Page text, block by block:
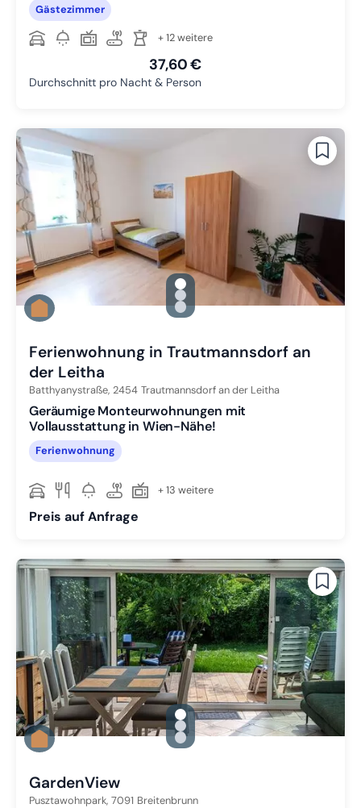
Gästezimmer
+ 12 weitere
37,60 €
Durchschnitt pro Nacht & Person
gallery.slide_selector
Zu Slide 1 wechseln
Zu Slide 2 wechseln
Zu Slide 3 wechseln
Ferienwohnung in Trautmannsdorf an
der Leitha
Batthyanystraße, 2454 Trautmannsdorf an der Leitha
Geräumige Monteurwohnungen mit
Vollausstattung in Wien-Nähe!
Ferienwohnung
+ 13 weitere
Preis auf Anfrage
gallery.slide_selector
Zu Slide 1 wechseln
Zu Slide 2 wechseln
Zu Slide 3 wechseln
GardenView
Pusztawohnpark, 7091 Breitenbrunn